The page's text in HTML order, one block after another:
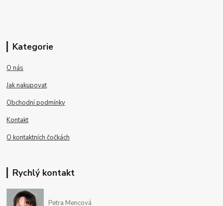
Kategorie
O nás
Jak nakupovat
Obchodní podmínky
Kontakt
O kontaktních čočkách
Rychlý kontakt
Petra Mencová